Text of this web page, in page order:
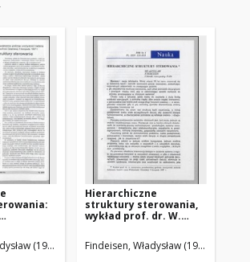
(1926-2023)
Hierarchiczne
struktury sterowania,
wykład prof. dr. W.
przedstawiony podczas
uroczystości nadania
Findeisen, Władysław (1926-2023)